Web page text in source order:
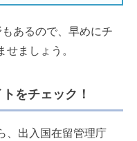
あるので、早めにチ
せましょう。
をチェック！
、出入国在留管理庁